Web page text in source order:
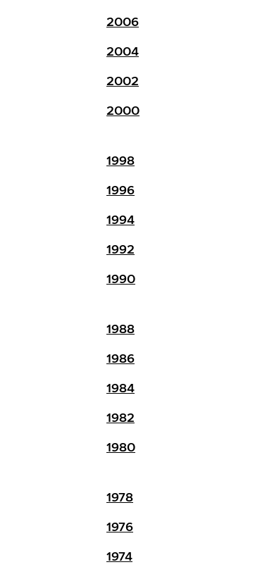
2006
2004
2002
2000
1998
1996
1994
1992
1990
1988
1986
1984
1982
1980
1978
1976
1974